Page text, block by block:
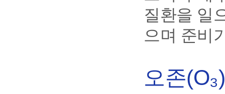
질환을 일
으며 준비
오존(O₃)